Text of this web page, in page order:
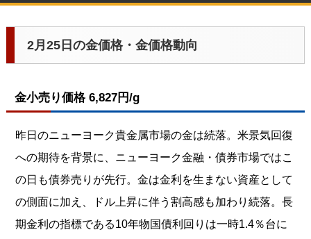
2月25日の金価格・金価格動向
金小売り価格 6,827円/g
昨日のニューヨーク貴金属市場の金は続落。米景気回復
への期待を背景に、ニューヨーク金融・債券市場ではこ
の日も債券売りが先行。金は金利を生まない資産として
の側面に加え、ドル上昇に伴う割高感も加わり続落。長
期金利の指標である10年物国債利回りは一時1.4％台に